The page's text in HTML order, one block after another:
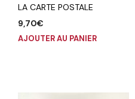
LA CARTE POSTALE
9,70€
AJOUTER AU PANIER